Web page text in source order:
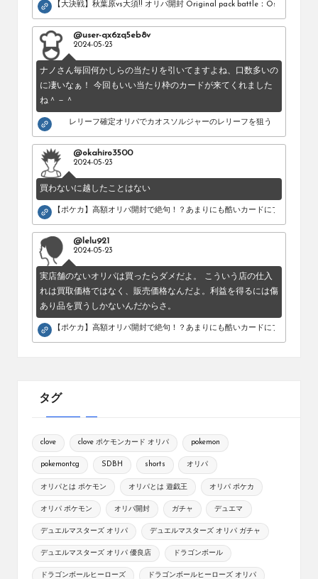
【大決戦】秋葉原vs大須!! オリパ開封 Original pack battle：Osu vs
@user-qx6zq5eb8v
2024-05-23
ナノさん毎回何かしらの当たりを引いてますよね、口数多いの
に凄いなぁ！ 今回もいい当たり枠のカードが来てくれました
ね＾－＾
レリーフ確定オリパでカオスソルジャーのレリーフを狙う！
@okahiro3500
2024-05-23
買わないに越したことはない
【ポケカ】高額オリパ開封で絶句！？あまりにも酷いカードにブチギレ。
@lelu921
2024-05-23
実店舗のないオリパは買ったらダメだよ。 こういう店の仕入
れは買取価格ではなく、販売価格なんだよ。利益を得るには傷
あり品を買うしかないんだからさ。
【ポケカ】高額オリパ開封で絶句！？あまりにも酷いカードにブチギレ。
タグ
clove clove ポケモンカード オリパ pokemon
pokemontcg SDBH shorts オリパ
オリパとは ポケモン オリパとは 遊戯王 オリパ ポケカ
オリパ ポケモン オリパ開封 ガチャ デュエマ
デュエルマスターズ オリパ デュエルマスターズ オリパ ガチャ
デュエルマスターズ オリパ 優良店 ドラゴンボール
ドラゴンボールヒーローズ ドラゴンボールヒーローズ オリパ